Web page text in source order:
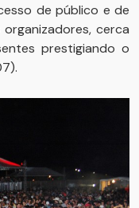
de público e de
cerca
prestigiando o